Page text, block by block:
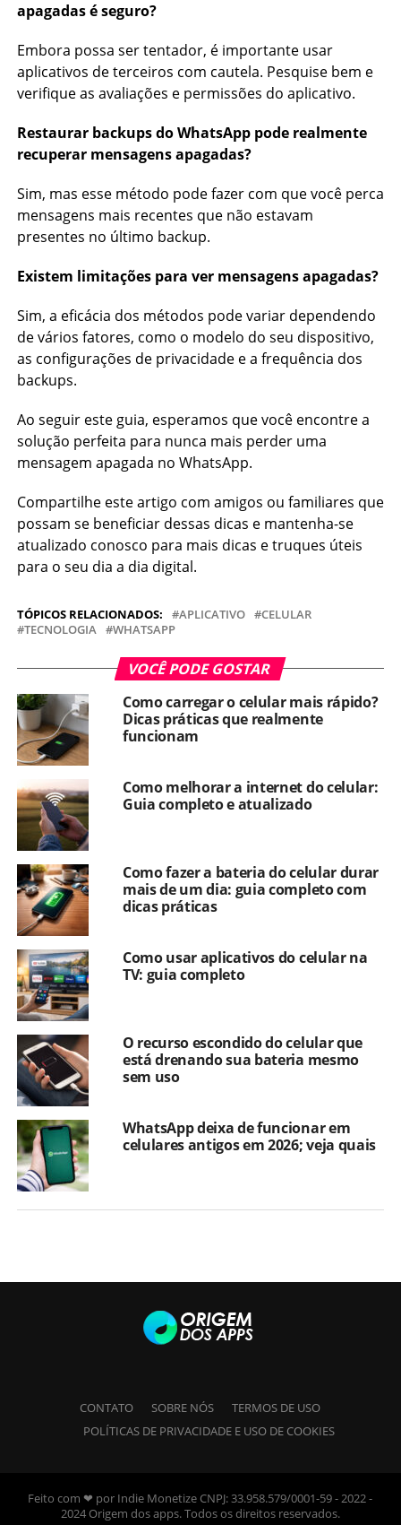
apagadas é seguro?
Embora possa ser tentador, é importante usar
aplicativos de terceiros com cautela. Pesquise bem e
verifique as avaliações e permissões do aplicativo.
Restaurar backups do WhatsApp pode realmente
recuperar mensagens apagadas?
Sim, mas esse método pode fazer com que você perca
mensagens mais recentes que não estavam
presentes no último backup.
Existem limitações para ver mensagens apagadas?
Sim, a eficácia dos métodos pode variar dependendo
de vários fatores, como o modelo do seu dispositivo,
as configurações de privacidade e a frequência dos
backups.
Ao seguir este guia, esperamos que você encontre a
solução perfeita para nunca mais perder uma
mensagem apagada no WhatsApp.
Compartilhe este artigo com amigos ou familiares que
possam se beneficiar dessas dicas e mantenha-se
atualizado conosco para mais dicas e truques úteis
para o seu dia a dia digital.
TÓPICOS RELACIONADOS: APLICATIVO
CELULAR
TECNOLOGIA
WHATSAPP
VOCÊ PODE GOSTAR
Como carregar o celular mais rápido?
Dicas práticas que realmente
funcionam
Como melhorar a internet do celular:
Guia completo e atualizado
Como fazer a bateria do celular durar
mais de um dia: guia completo com
dicas práticas
Como usar aplicativos do celular na
TV: guia completo
O recurso escondido do celular que
está drenando sua bateria mesmo
sem uso
WhatsApp deixa de funcionar em
celulares antigos em 2026; veja quais
CONTATO SOBRE NÓS
TERMOS DE USO
POLÍTICAS DE PRIVACIDADE E USO DE COOKIES
Feito com ❤ por Indie Monetize CNPJ: 33.958.579/0001-59 - 2022 -
2024 Origem dos apps. Todos os direitos reservados.